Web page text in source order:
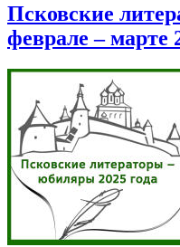
Псковские
феврале – марте